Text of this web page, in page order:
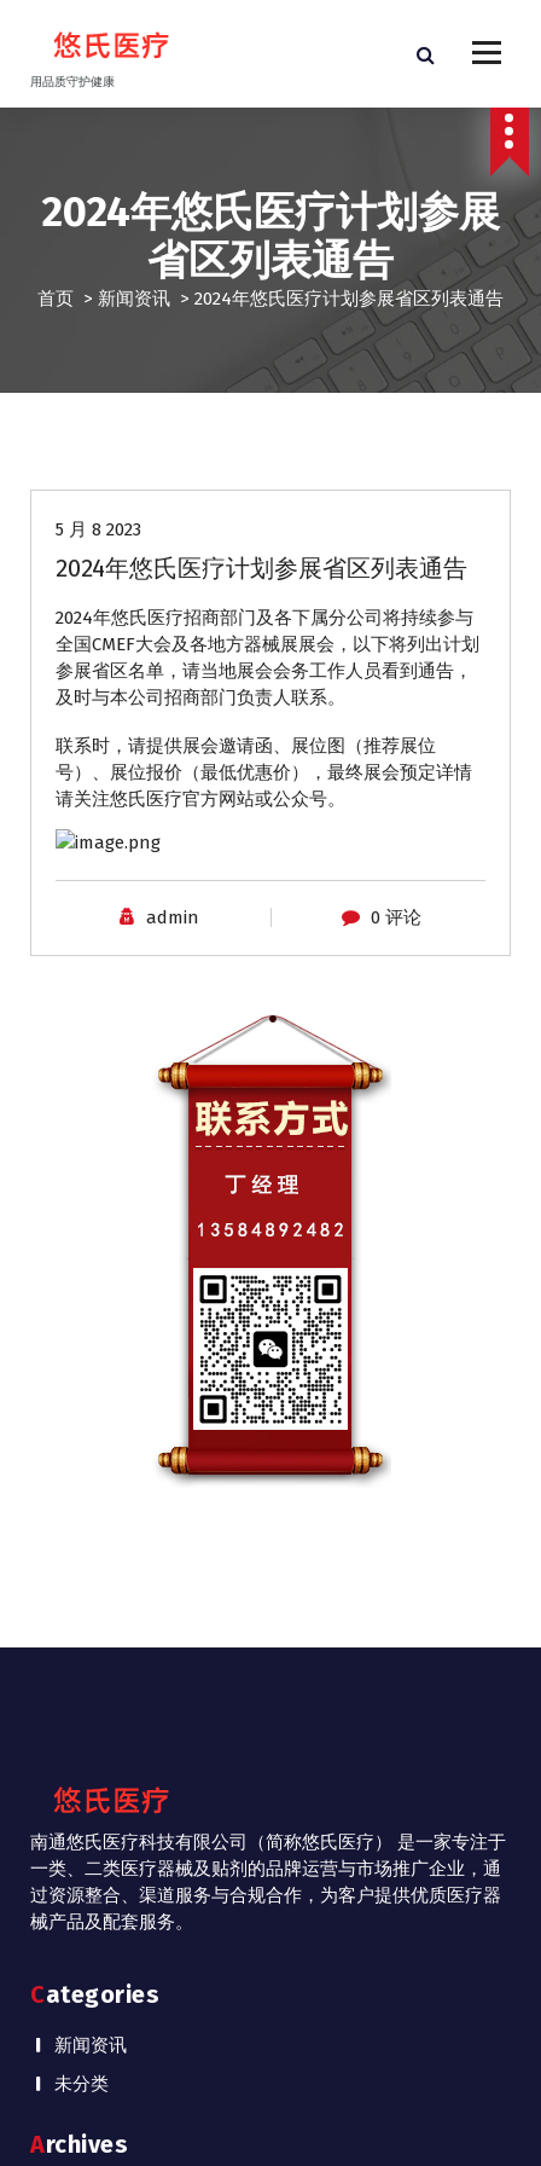
用品质守护健康
2024年悠氏医疗计划参展
省区列表通告
首页 > 新闻资讯 > 2024年悠氏医疗计划参展省区列表通告
5 月 8 2023
2024年悠氏医疗计划参展省区列表通告
2024年悠氏医疗招商部门及各下属分公司将持续参与
全国CMEF大会及各地方器械展展会，以下将列出计划
参展省区名单，请当地展会会务工作人员看到通告，
及时与本公司招商部门负责人联系。
联系时，请提供展会邀请函、展位图（推荐展位
号）、展位报价（最低优惠价），最终展会预定详情
请关注悠氏医疗官方网站或公众号。
admin 0 评论
南通悠氏医疗科技有限公司（简称悠氏医疗） 是一家专注于
一类、二类医疗器械及贴剂的品牌运营与市场推广企业，通
过资源整合、渠道服务与合规合作，为客户提供优质医疗器
械产品及配套服务。
Categories
新闻资讯
未分类
Archives